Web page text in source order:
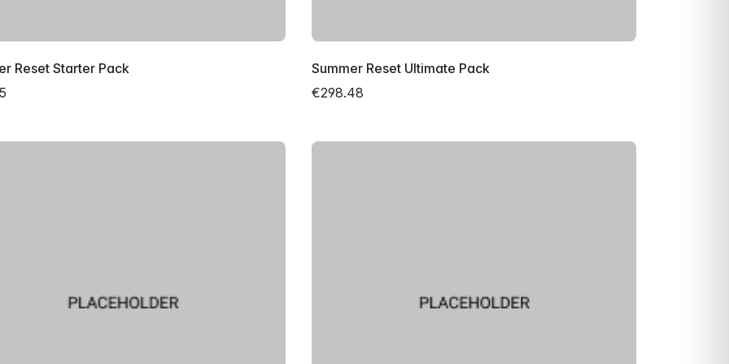
Reset Starter Pack
Summer Reset Ultimate Pack
€298.48